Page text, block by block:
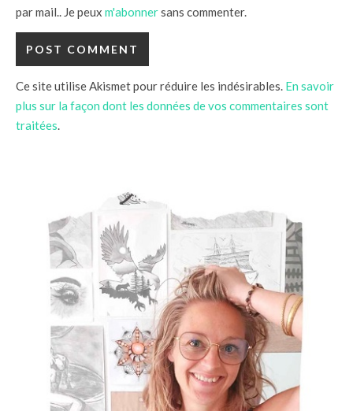
par mail.. Je peux m'abonnersans commenter.
Ce site utilise Akismet pour réduire les indésirables. En savoir
plus sur la façon dont les données de vos commentaires sont
traitées.